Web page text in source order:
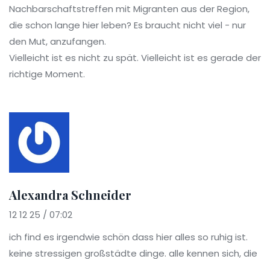
Nachbarschaftstreffen mit Migranten aus der Region,
die schon lange hier leben? Es braucht nicht viel - nur
den Mut, anzufangen.
Vielleicht ist es nicht zu spät. Vielleicht ist es gerade der
richtige Moment.
Alexandra Schneider
12 12 25 / 07:02
ich find es irgendwie schön dass hier alles so ruhig ist.
keine stressigen großstädte dinge. alle kennen sich, die